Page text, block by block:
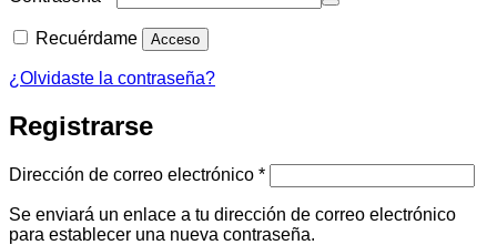
Recuérdame Acceso
¿Olvidaste la contraseña?
Registrarse
Dirección de correo electrónico *Obligatorio
Se enviará un enlace a tu dirección de correo electrónico
para establecer una nueva contraseña.